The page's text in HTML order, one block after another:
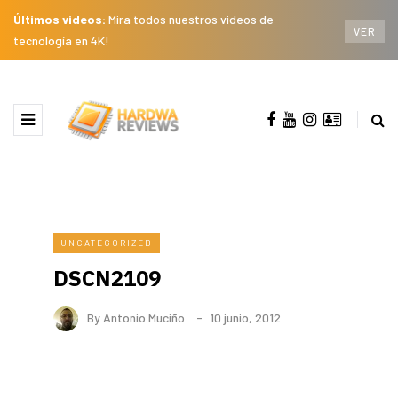
Últimos videos: Mira todos nuestros videos de
tecnología en 4K!
VER
UNCATEGORIZED
DSCN2109
By Antonio Muciño 10 junio, 2012